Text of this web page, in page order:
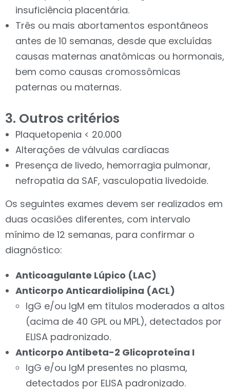
insuficiência placentária.
Três ou mais abortamentos espontâneos
antes de 10 semanas, desde que excluídas
causas maternas anatômicas ou hormonais,
bem como causas cromossômicas
paternas ou maternas.
3. Outros critérios
Plaquetopenia < 20.000
Alterações de válvulas cardíacas
Presença de livedo, hemorragia pulmonar,
nefropatia da SAF, vasculopatia livedoide.
Os seguintes exames devem ser realizados em
duas ocasiões diferentes, com intervalo
mínimo de 12 semanas, para confirmar o
diagnóstico:
Anticoagulante Lúpico (LAC)
Anticorpo Anticardiolipina (ACL)
IgG e/ou IgM em títulos moderados a altos
(acima de 40 GPL ou MPL), detectados por
ELISA padronizado.
Anticorpo Antibeta-2 Glicoproteína I
IgG e/ou IgM presentes no plasma,
detectados por ELISA padronizado.